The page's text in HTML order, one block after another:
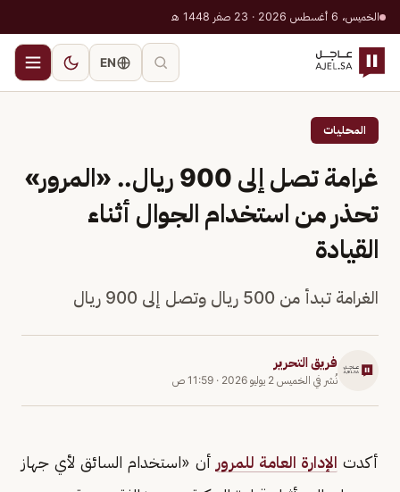
الخميس، 6 أغسطس 2026 · 23 صفر 1448 هـ
EN
المحليات
غرامة تصل إلى 900 ريال.. «المرور»
تحذر من استخدام الجوال أثناء
القيادة
الغرامة تبدأ من 500 ريال وتصل إلى 900 ريال
فريق التحرير
نُشر في الخميس 2 يوليو 2026 · 11:59 ص
أكدت الإدارة العامة للمرور أن «استخدام السائق لأي جهاز